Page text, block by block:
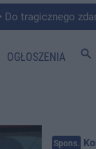
• Do tragicznego zdarzenia doszło w środę
OGŁOSZENIA search
Spons.